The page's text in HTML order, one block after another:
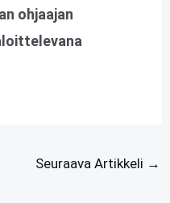
ohjaajan
Seuraava Artikkeli →